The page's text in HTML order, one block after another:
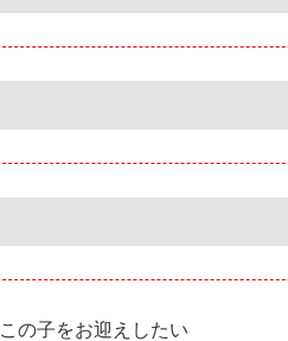
この子をお迎えしたい